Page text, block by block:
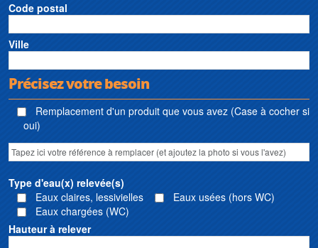
Code postal
Ville
Précisez votre besoin
Remplacement d'un produit que vous avez (Case à cocher si
oui)
Type d'eau(x) relevée(s)
Eaux claires, lessivielles
Eaux usées (hors WC)
Eaux chargées (WC)
Hauteur à relever